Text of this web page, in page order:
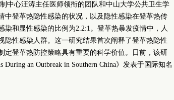
中心汪涛主任医师领衔的团队和中山大学公共卫生学
中登革热隐性感染的状况，以及隐性感染在登革热传
和显性感染的比例为2.2:1。登革热暴发疫情中，人
性感染人群。这一研究结果首次阐释了登革热隐性
定登革热防控策略具有重要的科学价值。日前，该研
During an Outbreak in Southern China》发表于国际知名